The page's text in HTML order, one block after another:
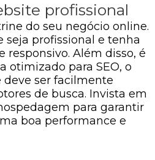
profissional
do seu negócio online.
seja profissional e tenha
responsivo. Além disso, é
otimizado para SEO, o
ser facilmente
de busca. Invista em
para garantir
boa performance e